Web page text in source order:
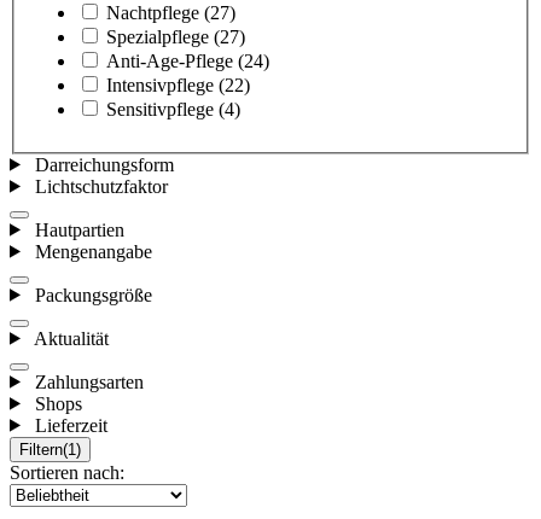
Nachtpflege (27)
Spezialpflege (27)
Anti-Age-Pflege (24)
Intensivpflege (22)
Sensitivpflege (4)
Darreichungsform
Lichtschutzfaktor
Hautpartien
Mengenangabe
Packungsgröße
Aktualität
Zahlungsarten
Shops
Lieferzeit
Filtern(1)
Sortieren nach: